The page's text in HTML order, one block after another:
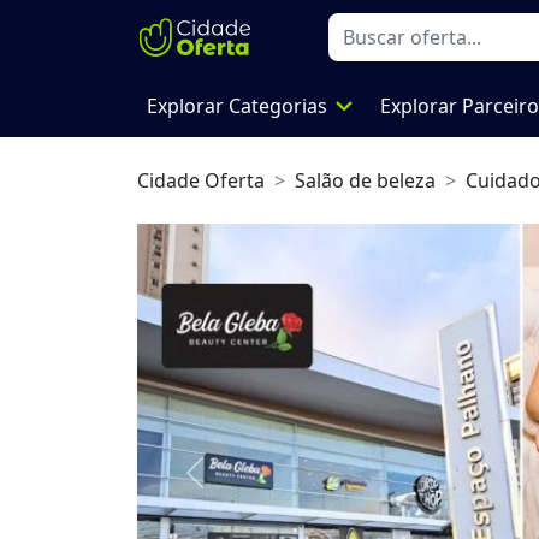
Explorar Categorias expand_more Explorar
Cidade Oferta Salão de beleza
Previous